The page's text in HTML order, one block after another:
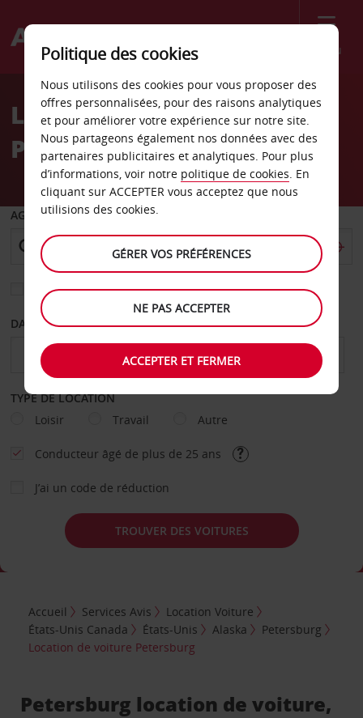
Menu
Welcome
AvisLocation de voiture
Petersburg
AGENCE DE DÉPART
Sélectionnez une autre agence de retour
DATE DE DÉPART DATE DE RETOUR
TYPE DE LOCATION
Loisir
Travail Autre
Conducteur âgé de plus de 25 ans
J’ai un code de réduction
TROUVER DES VOITURES
Accueil Services Avis
Location Voiture
États-Unis Canada
États-Unis Alaska
Petersburg
Location de voiture Petersburg
Petersburg location de voiture,
Politique des cookies
Nous utilisons des cookies pour vous proposer des
offres personnalisées, pour des raisons analytiques
et pour améliorer votre expérience sur notre site.
Nous partageons également nos données avec des
partenaires publicitaires et analytiques. Pour plus
d’informations, voir notre politique de cookies. En
cliquant sur ACCEPTER vous acceptez que nous
utilisions des cookies.
GÉRER VOS PRÉFÉRENCES
NE PAS ACCEPTER
ACCEPTER ET FERMER